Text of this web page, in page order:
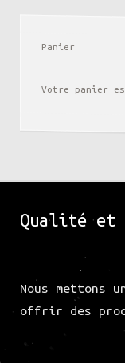
Panier
Votre panier
Qualité et
Nous mettons
offrir des